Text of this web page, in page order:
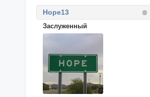
Hope13
Заслуженный